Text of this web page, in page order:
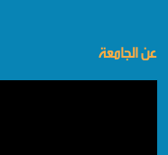
عن الجامعة